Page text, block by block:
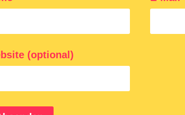
(optional)